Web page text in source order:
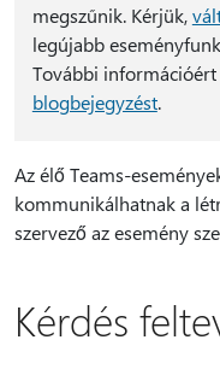
megszűnik. Kérjük,
legújabb
További
blogbejegyzést.
Az élő Teams-
kommunikálhatnak a
szervező az esemény
Kérdés